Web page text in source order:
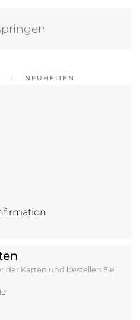
NEUHEITEN
der Karten und bestellen Sie